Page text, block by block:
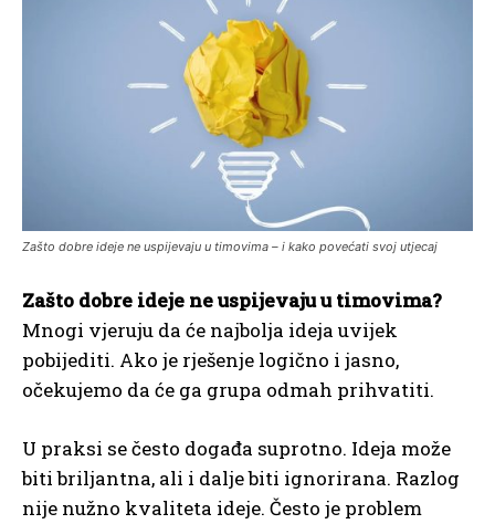
Zašto dobre ideje ne uspijevaju u timovima – i kako povećati svoj utjecaj
Zašto dobre ideje ne uspijevaju u timovima?
Mnogi vjeruju da će najbolja ideja uvijek
pobijediti. Ako je rješenje logično i jasno,
očekujemo da će ga grupa odmah prihvatiti.
U praksi se često događa suprotno. Ideja može
biti briljantna, ali i dalje biti ignorirana. Razlog
nije nužno kvaliteta ideje. Često je problem